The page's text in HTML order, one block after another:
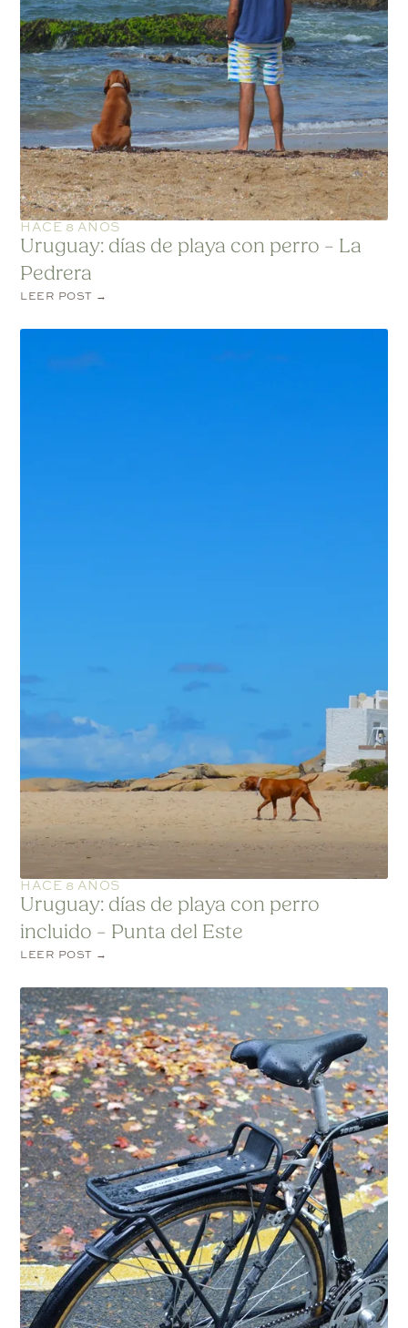
HACE 8 AÑOS
Uruguay: días de playa con perro – La
Pedrera
LEER POST →
HACE 8 AÑOS
Uruguay: días de playa con perro
incluido – Punta del Este
LEER POST →